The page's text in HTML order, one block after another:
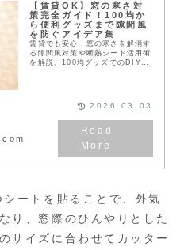
【賃貸OK】窓の寒さ対
策完全ガイド！100均か
ら便利グッズまで隙間風
を防ぐアイデア集
賃貸でも安心！窓の寒さを解消す
る隙間風対策や断熱シート活用術
を解説。100均グッズでのDIYか
を抑える具体的な方法がわかりま
2026.03.03
ートを貼ることで、外気
り、窓際のひんやりとした
サイズに合わせてカッター